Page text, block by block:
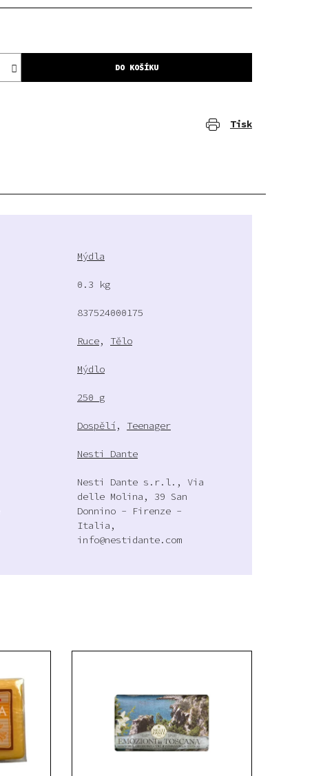
DO KOŠÍKU
Tisk
Mýdla
0.3 kg
837524000175
Ruce, Tělo
Mýdlo
250 g
Dospělí , Teenager
Nesti Dante
Nesti Dante s.r.l., Via
delle Molina, 39 San
Donnino - Firenze -
Italia,
info@nestidante.com